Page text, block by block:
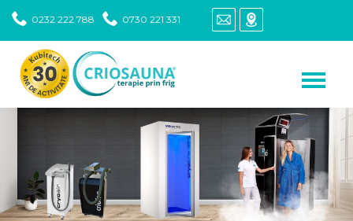
0232 222 788 0730 221 331